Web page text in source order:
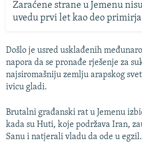
Zaraćene strane u Jemenu
uvedu prvi let kao deo primirja
Došlo je usred usklađenih
napora da se pronađe rješenje za
najsiromašniju zemlju arapskog
ivicu gladi.
Brutalni građanski rat u Jemenu
kada su Huti, koje podržava Iran,
Sanu i natjerali vladu da ode u egzil.